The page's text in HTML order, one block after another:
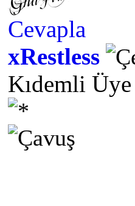
Cevapla
xRestless
Kıdemli Üye